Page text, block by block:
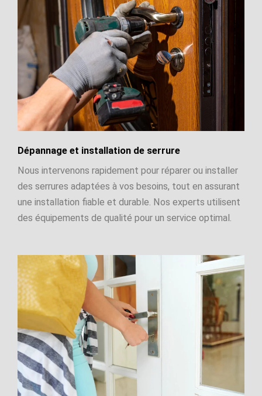
Dépannage et installation de serrure
Nous intervenons rapidement pour réparer ou installer
des serrures adaptées à vos besoins, tout en assurant
une installation fiable et durable. Nos experts utilisent
des équipements de qualité pour un service optimal.